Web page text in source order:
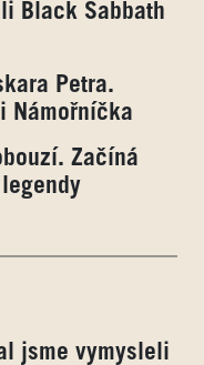
Black Sabbath
Petra.
Námořníčka
Začíná
jsme vymysleli